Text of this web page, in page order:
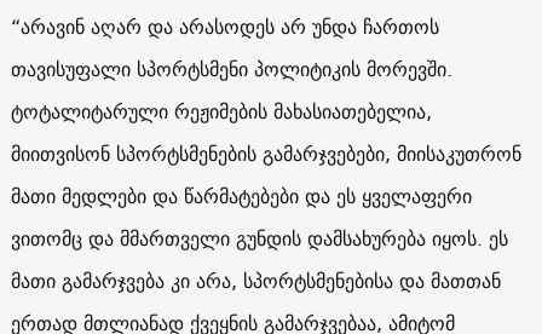
“არავინ აღარ და არასოდეს არ უნდა ჩართოს
თავისუფალი სპორტსმენი პოლიტიკის მორევში.
ტოტალიტარული რეჟიმების მახასიათებელია,
მიითვისონ სპორტსმენების გამარჯვებები, მიისაკუთრონ
მათი მედლები და წარმატებები და ეს ყველაფერი
ვითომც და მმართველი გუნდის დამსახურება იყოს. ეს
მათი გამარჯვება კი არა, სპორტსმენებისა და მათთან
ერთად მთლიანად ქვეყნის გამარჯვებაა, ამიტომ